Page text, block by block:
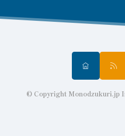
© Copyright Monodzukuri.jp